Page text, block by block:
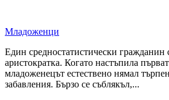
Младоженци
Един средностатистически гражданин
аристократка. Когато настъпила
младоженецът естествено нямал
забавления. Бързо се съблякъл,...